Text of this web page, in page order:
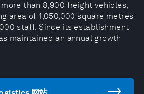
than 8,900 freight vehicles,
area of 1,050,000 square metres
staff. Since its establishment
maintained an annual growth